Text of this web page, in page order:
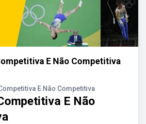
E Não Competitiva
E Não Competitiva
E Não